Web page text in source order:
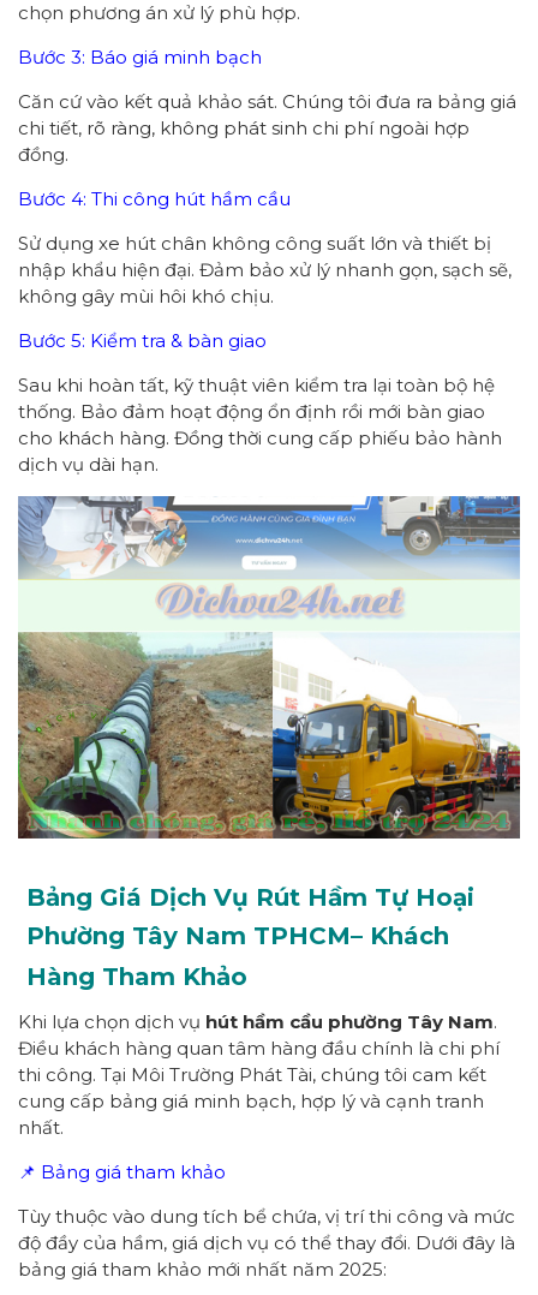
chọn phương án xử lý phù hợp.
Bước 3: Báo giá minh bạch
Căn cứ vào kết quả khảo sát. Chúng tôi đưa ra bảng giá
chi tiết, rõ ràng, không phát sinh chi phí ngoài hợp
đồng.
Bước 4: Thi công hút hầm cầu
Sử dụng xe hút chân không công suất lớn và thiết bị
nhập khẩu hiện đại. Đảm bảo xử lý nhanh gọn, sạch sẽ,
không gây mùi hôi khó chịu.
Bước 5: Kiểm tra & bàn giao
Sau khi hoàn tất, kỹ thuật viên kiểm tra lại toàn bộ hệ
thống. Bảo đảm hoạt động ổn định rồi mới bàn giao
cho khách hàng. Đồng thời cung cấp phiếu bảo hành
dịch vụ dài hạn.
Bảng Giá Dịch Vụ Rút Hầm Tự Hoại
Phường Tây Nam TPHCM– Khách
Hàng Tham Khảo
Khi lựa chọn dịch vụ hút hầm cầu phường Tây Nam.
Điều khách hàng quan tâm hàng đầu chính là chi phí
thi công. Tại Môi Trường Phát Tài, chúng tôi cam kết
cung cấp bảng giá minh bạch, hợp lý và cạnh tranh
nhất.
📌 Bảng giá tham khảo
Tùy thuộc vào dung tích bể chứa, vị trí thi công và mức
độ đầy của hầm, giá dịch vụ có thể thay đổi. Dưới đây là
bảng giá tham khảo mới nhất năm 2025: